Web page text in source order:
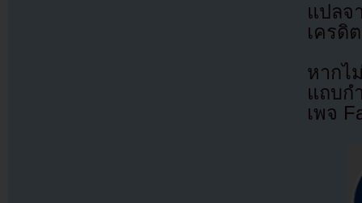
แปล
เครดิ
หากไ
แถบก
เพจ